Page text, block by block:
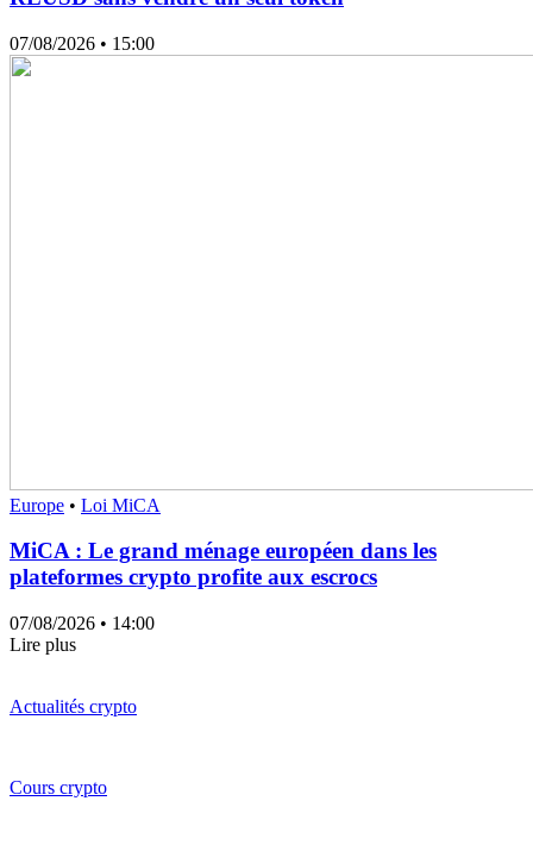
07/08/2026 • 15:00
Europe • Loi MiCA
MiCA : Le grand ménage européen dans les
plateformes crypto profite aux escrocs
07/08/2026 • 14:00
Lire plus
Actualités crypto
Cours crypto